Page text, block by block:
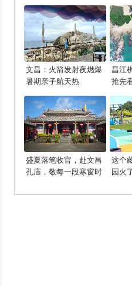
文昌：火箭发射夜燃爆
暑期亲子航天热
昌江
抢先
盛夏落笔收官，赴文昌
孔庙，敬每一段寒窗时
这个
园火